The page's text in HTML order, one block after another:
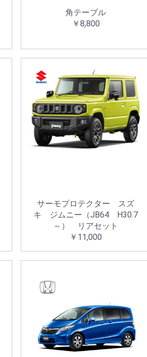
角テーブル
￥8,800
サーモプロテクター スズ
キ ジムニー（JB64 H30.7
～） リアセット
￥11,000